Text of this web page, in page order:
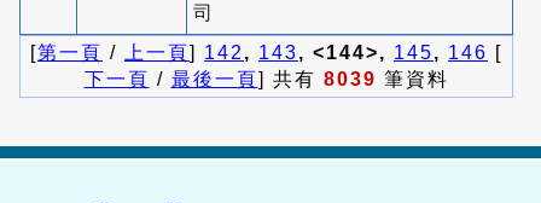
司
[第一頁 / 上一頁] 142 , 143, <144>, 145, 146 [
下一頁 / 最後一頁] 共有 8039 筆資料